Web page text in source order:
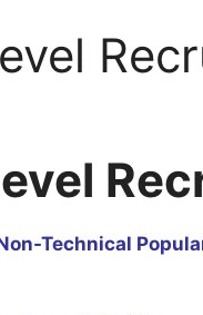
(Non-Technical